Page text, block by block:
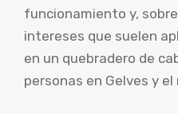
funcionamiento y,
intereses que suelen
en un quebradero de
personas en Gelves y